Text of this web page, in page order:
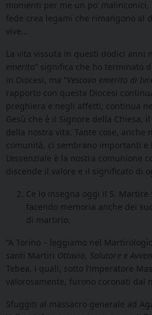
momenti per me un po’
fede crea legami che rimangono al
vive…
La vita vissuta in questi dodici anni
emerito” significa che ho terminato
in Diocesi, ma “Vescovo emerito di
rapporto con questa Diocesi
preghiera e negli affetti; continua
Gesù che è il Signore della Chiesa,
della nostra vita. Tante cose, anche
comunità, ci sembrano importanti e
L’essenziale è la nostra comunione
discende il valore e il significato di
Ce lo insegna oggi il S.
facendo memoria anche dei
di martirio.
“A Torino – leggiamo nel
santi Martiri Ottavio, Solutore e
Tebea, i quali, sotto l’imperatore
valorosamente, furono coronati dal
Sfuggiti al massacro generale ad